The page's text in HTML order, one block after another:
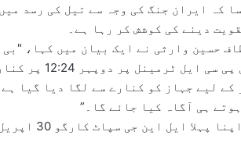
کہ ایران جنگ کی وجہ سے تیل کی رسد
دینے کی کوشش کر رہا ہے۔
حسین وارثی نے ایک بیان میں کہا، "بی
نامی جہاز اتوار کو پورٹ
لیے جہاز کو کنارے سے لگا دیا گیا
ہی آگاہ کیا جائے گا۔”
ایران کی جنگ شروع ہونے